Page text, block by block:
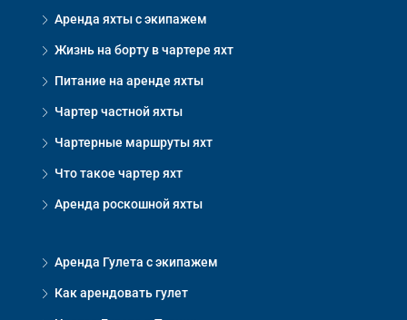
Аренда яхты с экипажем
Жизнь на борту в чартере яхт
Питание на аренде яхты
Чартер частной яхты
Чартерные маршруты яхт
Что такое чартер яхт
Аренда роскошной яхты
Аренда Гулета с экипажем
Как арендовать гулет